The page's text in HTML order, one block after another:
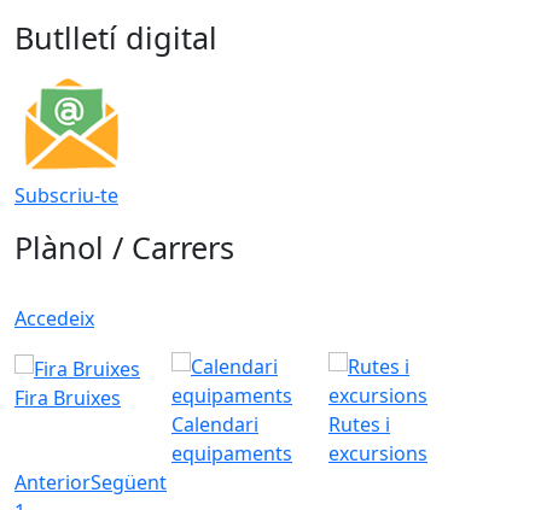
Butlletí digital
Subscriu-te
Plànol / Carrers
Accedeix
Fira Bruixes
Calendari
equipaments
Rutes i
excursions
AnteriorSegüent